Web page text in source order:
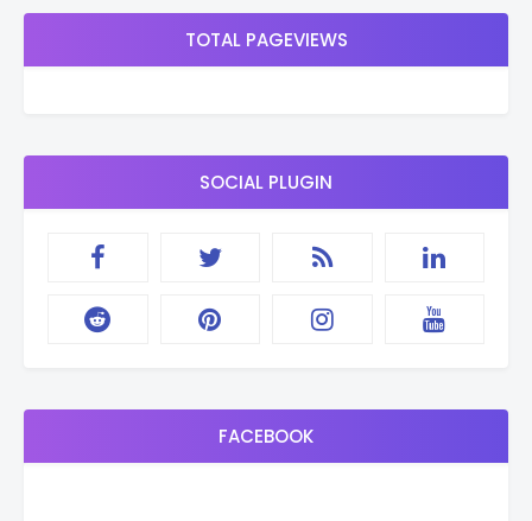
TOTAL PAGEVIEWS
SOCIAL PLUGIN
FACEBOOK